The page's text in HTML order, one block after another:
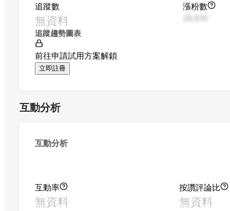
追蹤數
無資料
漲粉數
追蹤趨勢圖表
前往申請試用方案解鎖
立即註冊
互動分析
互動分析
互動率
無資料
按讚評論比
無資料